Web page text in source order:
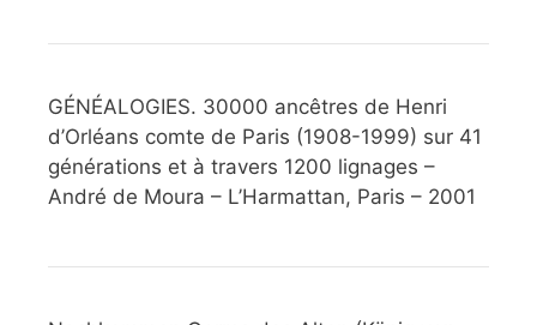
GÉNÉALOGIES. 30000 ancêtres de Henri
d’Orléans comte de Paris (1908-1999) sur 41
générations et à travers 1200 lignages –
André de Moura – L’Harmattan, Paris – 2001